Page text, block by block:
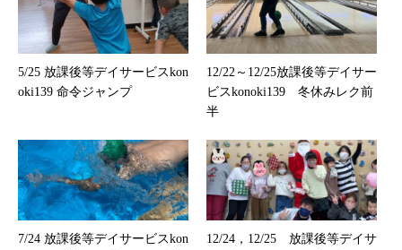
5/25 放課後等デイサービスkon
oki139 命令ジャンプ
12/22～12/25放課後等デイサー
ビスkonoki139 冬休みレク前
半
7/24 放課後等デイサービスkon
12/24，12/25 放課後等デイサ